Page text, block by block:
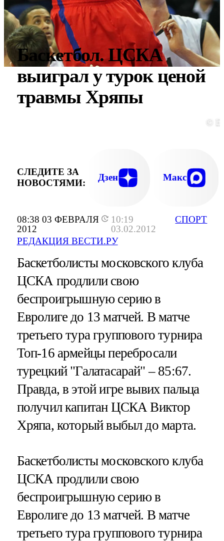
08:38 03 ФЕВРАЛЯ
2012
10:19
03.02.2012
РЕДАКЦИЯ ВЕСТИ.РУ
СПОРТ
Баскетбол. ЦСКА
выиграл у турок ценой
травмы Хряпы
©
СЛЕДИТЕ ЗА
НОВОСТЯМИ:
Дзен Макс
Баскетболисты московского клуба
ЦСКА продлили свою
беспроигрышную серию в
Евролиге до 13 матчей. В матче
третьего тура группового турнира
Топ-16 армейцы перебросали
турецкий "Галатасарай" – 85:67.
Правда, в этой игре вывих пальца
получил капитан ЦСКА Виктор
Хряпа, который выбыл до марта.
Баскетболисты московского клуба
ЦСКА продлили свою
беспроигрышную серию в
Евролиге до 13 матчей. В матче
третьего тура группового турнира